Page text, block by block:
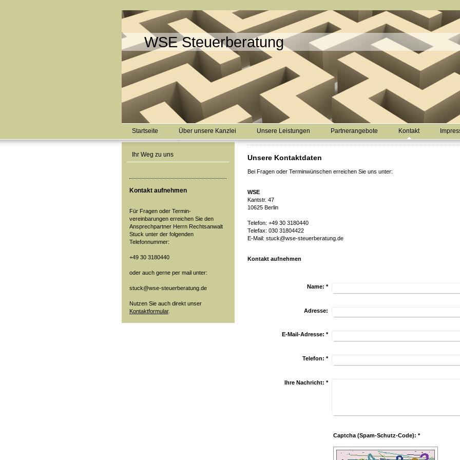
WSE Steuerberatung
Startseite Über unsere Kanzlei Unsere Leistungen Partnerangebote Kontakt
Ihr Weg zu uns
Kontakt aufnehmen
Für Fragen oder Termin-
vereinbarungen erreichen Sie den
Ansprechpartner Herrn Rechtsanwalt
Stuck unter der folgenden
Telefonnummer:
+49 30 3180440
oder auch gerne per mail unter:
stuck@wse-steuerberatung.de
Nutzen Sie auch direkt unser
Kontaktformular.
Unsere Kontaktdaten
Bei Fragen oder Terminwünschen erreichen Sie uns unter:
WSE
Kantstr. 47
10625 Berlin
Telefon: +49 30 3180440
Telefax: 030 31804422
E-Mail: stuck@wse-steuerberatung.de
Kontakt aufnehmen
Name: *
Adresse:
E-Mail-Adresse: *
Telefon: *
Ihre Nachricht: *
Captcha (Spam-Schutz-Code): *